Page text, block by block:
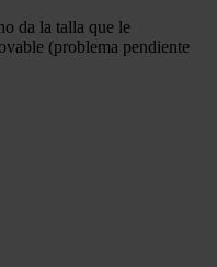
da la talla que le
(problema pendiente